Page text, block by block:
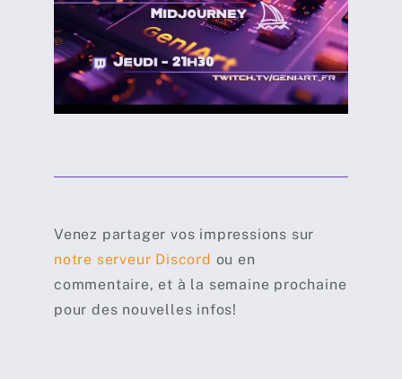
Venez partager vos impressions sur
notre serveur Discord ou en
commentaire, et à la semaine prochaine
pour des nouvelles infos!